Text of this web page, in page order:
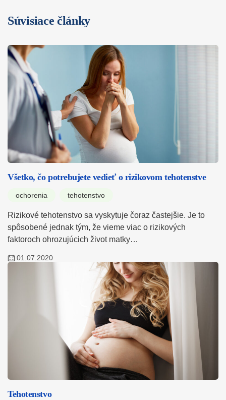
Súvisiace články
Všetko, čo potrebujete vedieť o rizikovom tehotenstve
ochorenia tehotenstvo
Rizikové tehotenstvo sa vyskytuje čoraz častejšie. Je to
spôsobené jednak tým, že vieme viac o rizikových
faktoroch ohrozujúcich život matky…
01.07.2020
Tehotenstvo